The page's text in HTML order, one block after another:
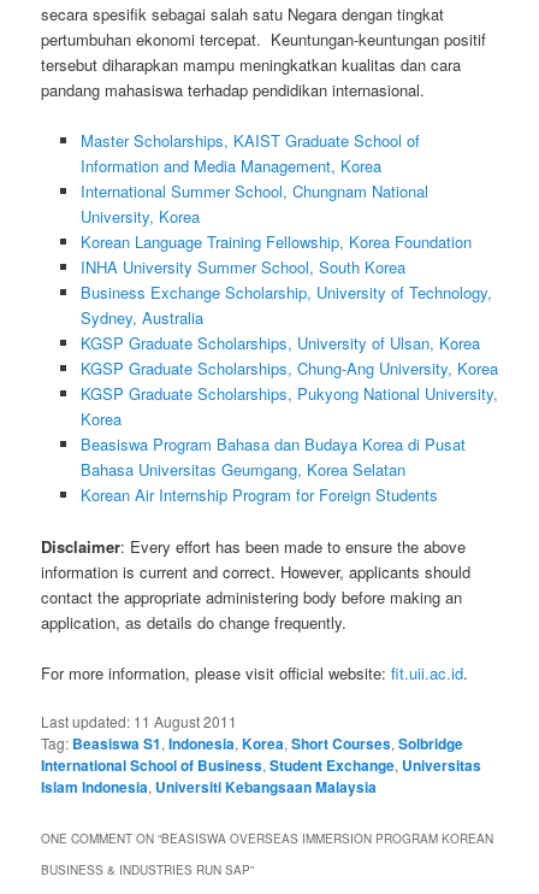
secara spesifik sebagai salah satu Negara dengan tingkat
pertumbuhan ekonomi tercepat. Keuntungan-keuntungan positif
tersebut diharapkan mampu meningkatkan kualitas dan cara
pandang mahasiswa terhadap pendidikan internasional.
Master Scholarships, KAIST Graduate School of
Information and Media Management, Korea
International Summer School, Chungnam National
University, Korea
Korean Language Training Fellowship, Korea Foundation
INHA University Summer School, South Korea
Business Exchange Scholarship, University of Technology,
Sydney, Australia
KGSP Graduate Scholarships, University of Ulsan, Korea
KGSP Graduate Scholarships, Chung-Ang University, Korea
KGSP Graduate Scholarships, Pukyong National University,
Korea
Beasiswa Program Bahasa dan Budaya Korea di Pusat
Bahasa Universitas Geumgang, Korea Selatan
Korean Air Internship Program for Foreign Students
Disclaimer: Every effort has been made to ensure the above
information is current and correct. However, applicants should
contact the appropriate administering body before making an
application, as details do change frequently.
For more information, please visit official website:fit.uii.ac.id.
Last updated: 11 August 2011
Tag: Beasiswa S1,Indonesia,Korea,Short Courses,Solbridge
International School of Business,Student Exchange, Universitas
Islam Indonesia, Universiti Kebangsaan Malaysia
ONE COMMENT ON “BEASISWA OVERSEAS IMMERSION PROGRAM KOREAN
BUSINESS & INDUSTRIES RUN SAP”